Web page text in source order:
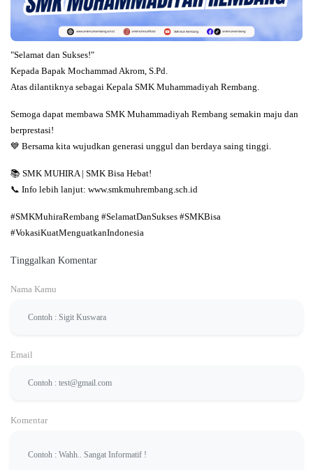
"Selamat dan Sukses!"
Kepada Bapak Mochammad Akrom, S.Pd.
Atas dilantiknya sebagai Kepala SMK Muhammadiyah Rembang.
Semoga dapat membawa SMK Muhammadiyah Rembang semakin maju dan
berprestasi!
💙 Bersama kita wujudkan generasi unggul dan berdaya saing tinggi.
📚 SMK MUHIRA | SMK Bisa Hebat!
📞 Info lebih lanjut: www.smkmuhrembang.sch.id
#SMKMuhiraRembang #SelamatDanSukses #SMKBisa
#VokasiKuatMenguatkanIndonesia
Tinggalkan Komentar
Nama Kamu
Email
Komentar